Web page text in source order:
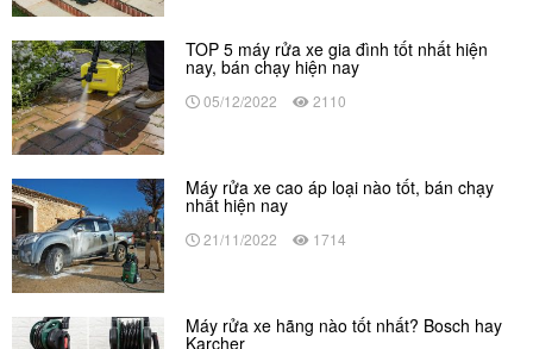
TOP 5 máy rửa xe gia đình tốt nhất hiện
nay, bán chạy hiện nay
05/12/2022 2110
Máy rửa xe cao áp loại nào tốt, bán chạy
nhất hiện nay
21/11/2022 1714
Máy rửa xe hãng nào tốt nhất? Bosch hay
Karcher